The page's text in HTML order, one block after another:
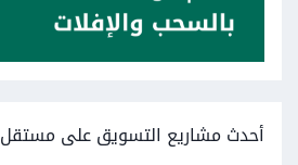
أحدث مشاريع التسويق على مستقل